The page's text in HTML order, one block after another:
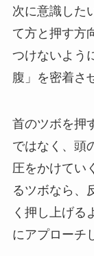
次に意識した
て方と押す方
つけないよう
腹」を密着さ
首のツボを押
ではなく、頭
圧をかけてい
るツボなら、
く押し上げる
にアプローチ